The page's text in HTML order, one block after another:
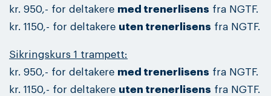
kr. 950,- for deltakere med trenerlisens fra NGTF.
kr. 1150,- for deltakere uten trenerlisens fra NGTF.
Sikringskurs 1 trampett:
kr. 950,- for deltakere med trenerlisens fra NGTF.
kr. 1150,- for deltakere uten trenerlisens fra NGTF.